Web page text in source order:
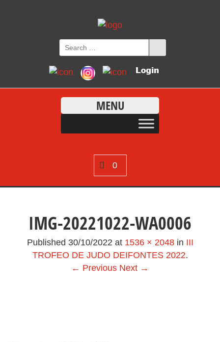
MENU
0
IMG-20221022-WA0006
Published 30/10/2022 at 1536 × 2048in III
TROFEO DE JUDO DEIFONTES 2022.
← Previous Next →